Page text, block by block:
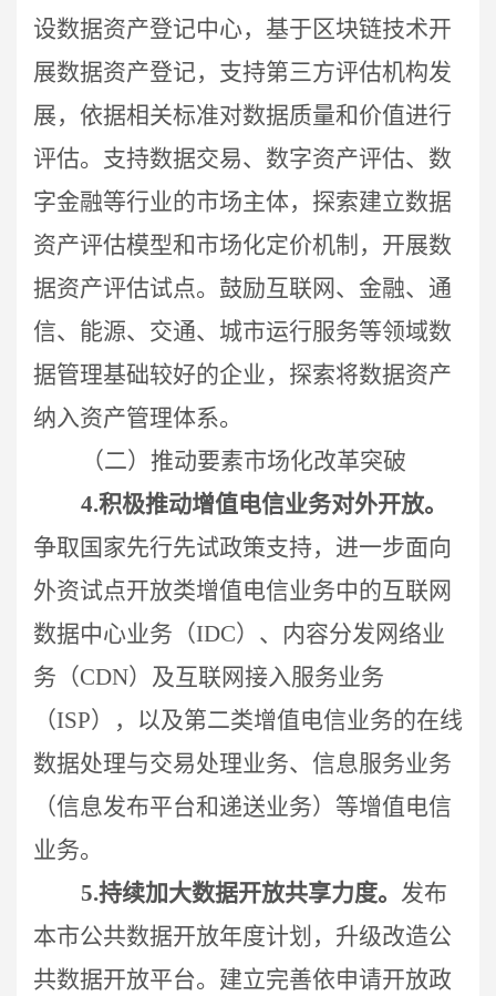
设数据资产登记中心，基于区块链技术开
展数据资产登记，支持第三方评估机构发
展，依据相关标准对数据质量和价值进行
评估。支持数据交易、数字资产评估、数
字金融等行业的市场主体，探索建立数据
资产评估模型和市场化定价机制，开展数
据资产评估试点。鼓励互联网、金融、通
信、能源、交通、城市运行服务等领域数
据管理基础较好的企业，探索将数据资产
纳入资产管理体系。
（二）推动要素市场化改革突破
4.积极推动增值电信业务对外开放。
争取国家先行先试政策支持，进一步面向
外资试点开放类增值电信业务中的互联网
数据中心业务（IDC）、内容分发网络业
务（CDN）及互联网接入服务业务
（ISP），以及第二类增值电信业务的在线
数据处理与交易处理业务、信息服务业务
（信息发布平台和递送业务）等增值电信
业务。
5.持续加大数据开放共享力度。 发布
本市公共数据开放年度计划，升级改造公
共数据开放平台。建立完善依申请开放政